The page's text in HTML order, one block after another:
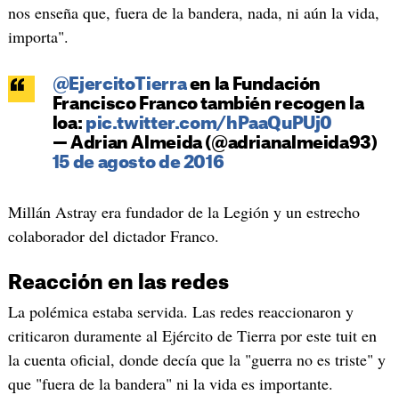
nos enseña que, fuera de la bandera, nada, ni aún la vida,
importa".
@EjercitoTierraen la Fundación
Francisco Franco también recogen la
loa: pic.twitter.com/hPaaQuPUj0
— Adrian Almeida (@adrianalmeida93)
15 de agosto de 2016
Millán Astray era fundador de la Legión y un estrecho
colaborador del dictador Franco.
Reacción en las redes
La polémica estaba servida. Las redes reaccionaron y
criticaron duramente al Ejército de Tierra por este tuit en
la cuenta oficial, donde decía que la "guerra no es triste" y
que "fuera de la bandera" ni la vida es importante.